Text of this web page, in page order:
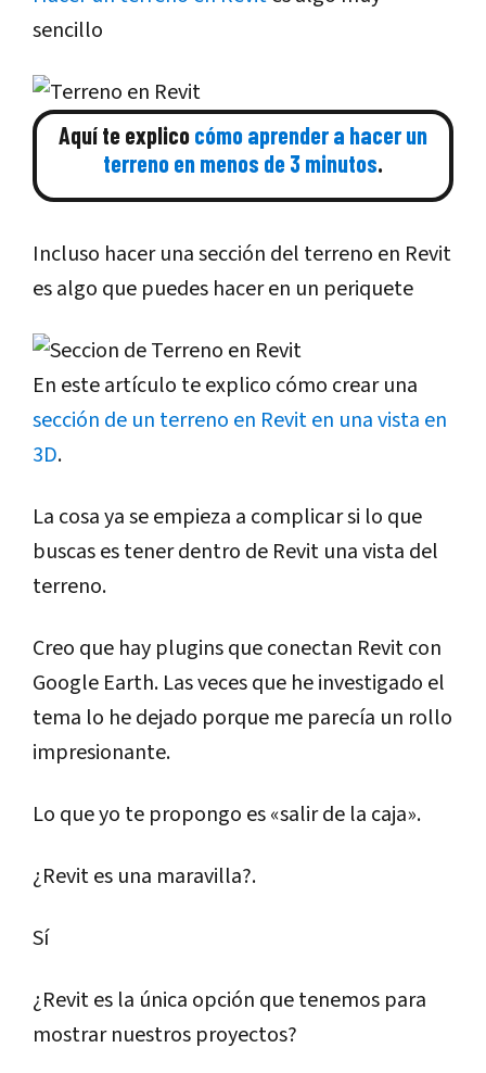
sencillo
Aquí te explicocómo aprender a hacer un
terreno en menos de 3 minutos.
Incluso hacer una sección del terreno en Revit
es algo que puedes hacer en un periquete
En este artículo te explico cómo crear una
sección de un terreno en Revit en una vista en
3D.
La cosa ya se empieza a complicar si lo que
buscas es tener dentro de Revit una vista del
terreno.
Creo que hay plugins que conectan Revit con
Google Earth. Las veces que he investigado el
tema lo he dejado porque me parecía un rollo
impresionante.
Lo que yo te propongo es «salir de la caja».
¿Revit es una maravilla?.
Sí
¿Revit es la única opción que tenemos para
mostrar nuestros proyectos?